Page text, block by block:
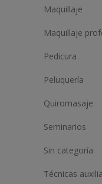
Maquillaje
Maquillaje
Pedicura
Peluquería
Quiromasaje
Seminarios
Sin categoría
Técnicas